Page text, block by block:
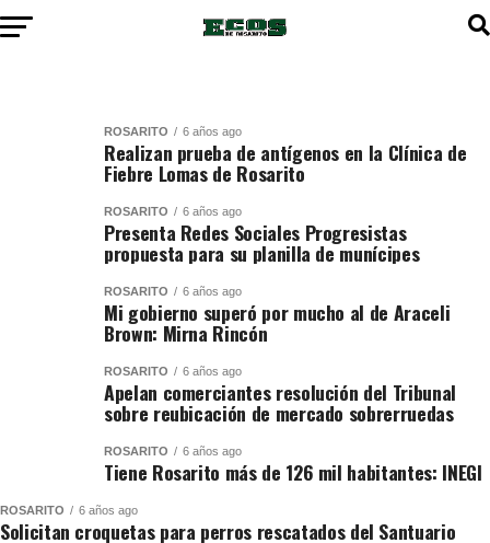
ROSARITO 6 años ago
Realizan prueba de antígenos en la Clínica de
Fiebre Lomas de Rosarito
ROSARITO 6 años ago
Presenta Redes Sociales Progresistas
propuesta para su planilla de munícipes
ROSARITO 6 años ago
Mi gobierno superó por mucho al de Araceli
Brown: Mirna Rincón
ROSARITO 6 años ago
Apelan comerciantes resolución del Tribunal
sobre reubicación de mercado sobrerruedas
ROSARITO 6 años ago
Tiene Rosarito más de 126 mil habitantes: INEGI
ROSARITO 6 años ago
Solicitan croquetas para perros rescatados del Santuario